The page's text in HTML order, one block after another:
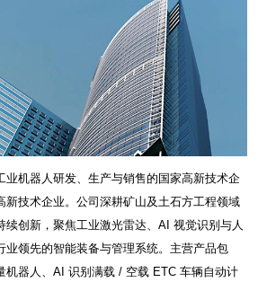
业机器人研发、生产与销售的国家高新技术企
新技术企业。公司深耕矿山及土石方工程领域
续创新，聚焦工业激光雷达、AI 视觉识别与人
业领先的智能装备与管理系统。主营产品包
机器人、AI 识别满载 / 空载 ETC 车辆自动计